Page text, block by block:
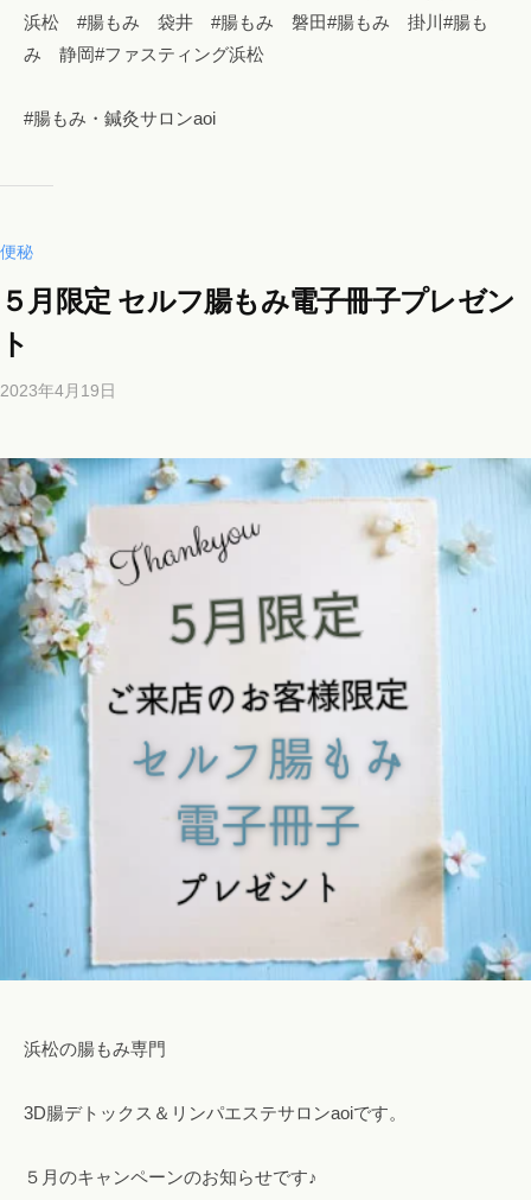
浜松 #腸もみ 袋井 #腸もみ 磐田#腸もみ 掛川#腸も
み 静岡#ファスティング浜松
#腸もみ・鍼灸サロンaoi
便秘
５月限定 セルフ腸もみ電子冊子プレゼン
ト
2023年4月19日
c
o
s
n
i
c
m
浜松の腸もみ専門
3D腸デトックス＆リンパエステサロンaoiです。
５月のキャンペーンのお知らせです♪